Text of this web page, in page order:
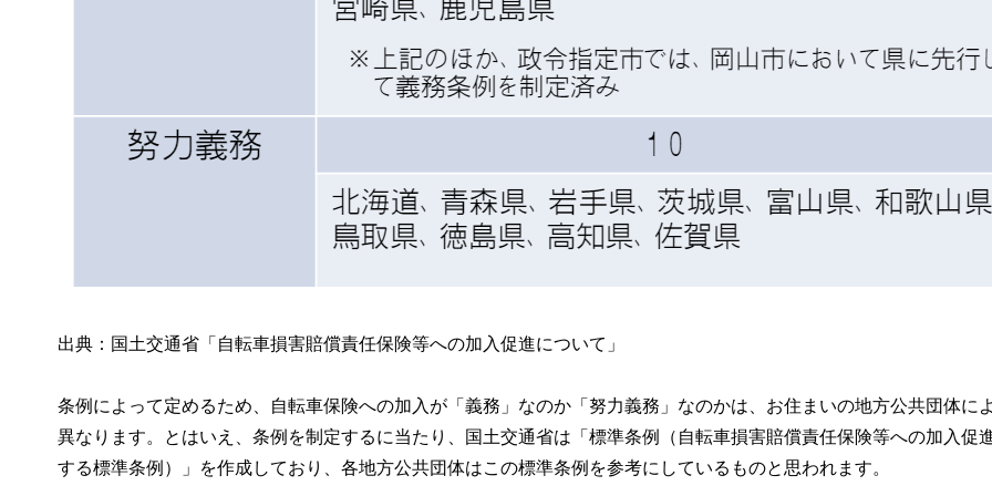
出典：国土交通省「自転車損害賠償責任保険等への加入促進について」
条例によって定めるため、自転車保険への加入が「義務」なのか「努力義務」なのかは、お住まいの地方公共団体に
異なります。とはいえ、条例を制定するに当たり、国土交通省は「標準条例（自転車損害賠償責任保険等への加入促
する標準条例）」を作成しており、各地方公共団体はこの標準条例を参考にしているものと思われます。